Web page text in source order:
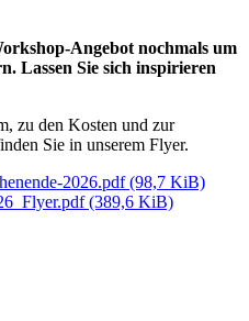
Angebot nochmals um
Lassen Sie sich inspirieren
zu den Kosten und zur
Sie in unserem Flyer.
2026.pdf(98,7 KiB)
(389,6 KiB)